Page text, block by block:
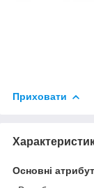
Приховати
Основні